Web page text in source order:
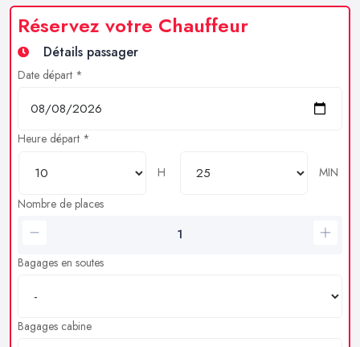
Réservez votre Chauffeur
Détails passager
Date départ *
Heure départ *
H
MIN
Nombre de places
Bagages en soutes
Bagages cabine